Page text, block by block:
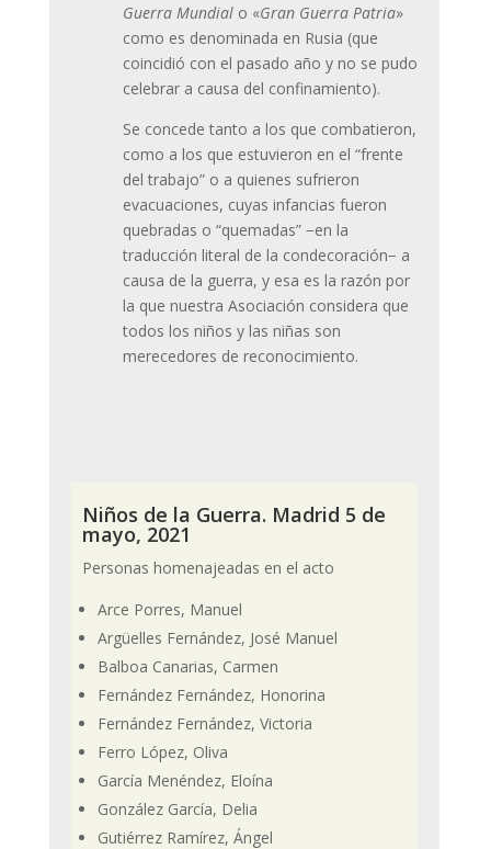
Guerra Mundialo «Gran Guerra Patria»
como es denominada en Rusia (que
coincidió con el pasado año y no se pudo
celebrar a causa del confinamiento).
Se concede tanto a los que combatieron,
como a los que estuvieron en el “frente
del trabajo” o a quienes sufrieron
evacuaciones, cuyas infancias fueron
quebradas o “quemadas” −en la
traducción literal de la condecoración− a
causa de la guerra, y esa es la razón por
la que nuestra Asociación considera que
todos los niños y las niñas son
merecedores de reconocimiento.
Niños de la Guerra. Madrid 5 de
mayo, 2021
Personas homenajeadas en el acto
Arce Porres, Manuel
Argüelles Fernández, José Manuel
Balboa Canarias, Carmen
Fernández Fernández, Honorina
Fernández Fernández, Victoria
Ferro López, Oliva
García Menéndez, Eloína
González García, Delia
Gutiérrez Ramírez, Ángel